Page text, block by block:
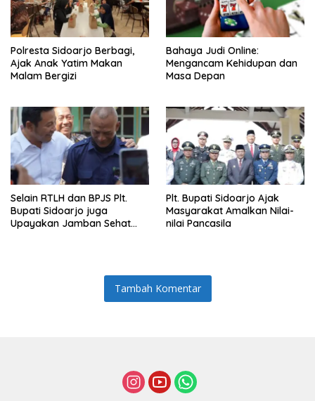
Polresta Sidoarjo Berbagi,
Ajak Anak Yatim Makan
Malam Bergizi
Bahaya Judi Online:
Mengancam Kehidupan dan
Masa Depan
Selain RTLH dan BPJS Plt.
Bupati Sidoarjo juga
Upayakan Jamban Sehat
Plt. Bupati Sidoarjo Ajak
Masyarakat Amalkan Nilai-
nilai Pancasila
Tambah Komentar